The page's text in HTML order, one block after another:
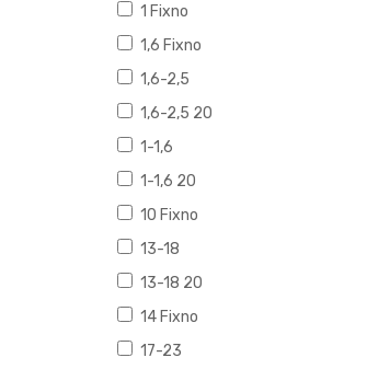
1 Fixno
1,6 Fixno
1,6-2,5
1,6-2,5 20
1-1,6
1-1,6 20
10 Fixno
13-18
13-18 20
14 Fixno
17-23